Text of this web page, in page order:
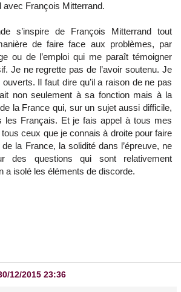
avec François Mitterrand.
s’inspire de François Mitterrand tout
de faire face aux problèmes, par
ou de l’emploi qui me paraît témoigner
Je ne regrette pas de l’avoir soutenu. Je
ouverts. Il faut dire qu’il a raison de ne pas
non seulement à sa fonction mais à la
la France qui, sur un sujet aussi difficile,
les Français. Et je fais appel à tous mes
ceux que je connais à droite pour faire
la France, la solidité dans l’épreuve, ne
des questions qui sont relativement
a isolé les éléments de discorde.
12/2015 23:36